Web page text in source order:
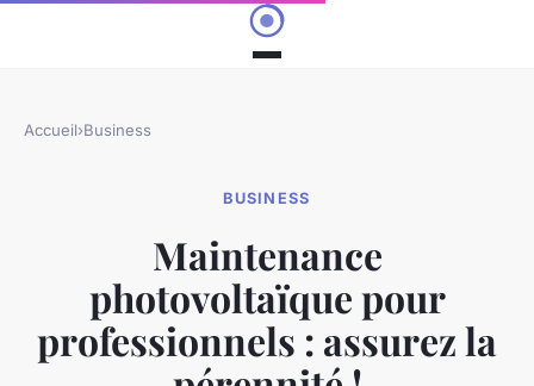
Accueil›Business
BUSINESS
Maintenance
photovoltaïque pour
professionnels : assurez la